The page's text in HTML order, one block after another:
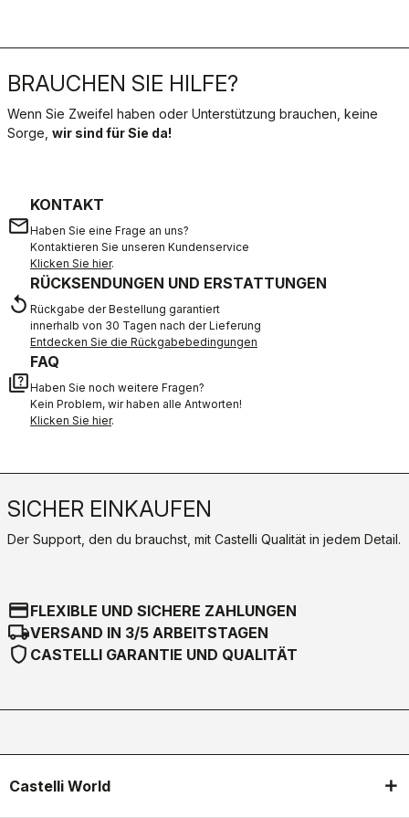
BRAUCHEN SIE HILFE?
Wenn Sie Zweifel haben oder Unterstützung brauchen, keine
Sorge, wir sind für Sie da!
email
KONTAKT
Haben Sie eine Frage an uns?
Kontaktieren Sie unseren Kundenservice
Klicken Sie hier.
replay
RÜCKSENDUNGEN UND ERSTATTUNGEN
Rückgabe der Bestellung garantiert
innerhalb von 30 Tagen nach der Lieferung
Entdecken Sie die Rückgabebedingungen
quiz
FAQ
Haben Sie noch weitere Fragen?
Kein Problem, wir haben alle Antworten!
Klicken Sie hier.
SICHER EINKAUFEN
Der Support, den du brauchst, mit Castelli Qualität in jedem Detail.
credit_cardFLEXIBLE UND SICHERE ZAHLUNGEN
local_shippingVERSAND IN 3/5 ARBEITSTAGEN
shield CASTELLI GARANTIE UND QUALITÄT
Castelli World